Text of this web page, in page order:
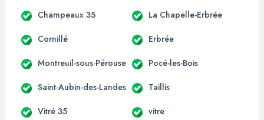
Champeaux 35 La Chapelle-Erbrée
Cornillé Erbrée
Montreuil-sous-Pérouse Pocé-les-Bois
Saint-Aubin-des-Landes Taillis
Vitré 35 vitre